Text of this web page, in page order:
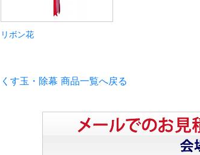
リボン花
くす玉・除幕 商品一覧へ戻る